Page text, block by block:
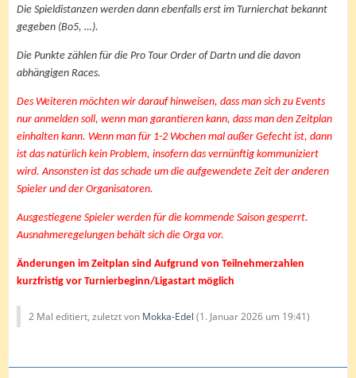
Die Spieldistanzen werden dann ebenfalls erst im Turnierchat bekannt
gegeben (Bo5, …).
Die Punkte zählen für die Pro Tour Order of Dartn und die davon
abhängigen Races.
Des Weiteren möchten wir darauf hinweisen, dass man sich zu Events
nur anmelden soll, wenn man garantieren kann, dass man den Zeitplan
einhalten kann. Wenn man für 1-2 Wochen mal außer Gefecht ist, dann
ist das natürlich kein Problem, insofern das vernünftig kommuniziert
wird. Ansonsten ist das schade um die aufgewendete Zeit der anderen
Spieler und der Organisatoren.
Ausgestiegene Spieler werden für die kommende Saison gesperrt.
Ausnahmeregelungen behält sich die Orga vor.
Änderungen im Zeitplan sind Aufgrund von Teilnehmerzahlen
kurzfristig vor Turnierbeginn/Ligastart möglich
2 Mal editiert, zuletzt von Mokka-Edel (1. Januar 2026 um 19:41)